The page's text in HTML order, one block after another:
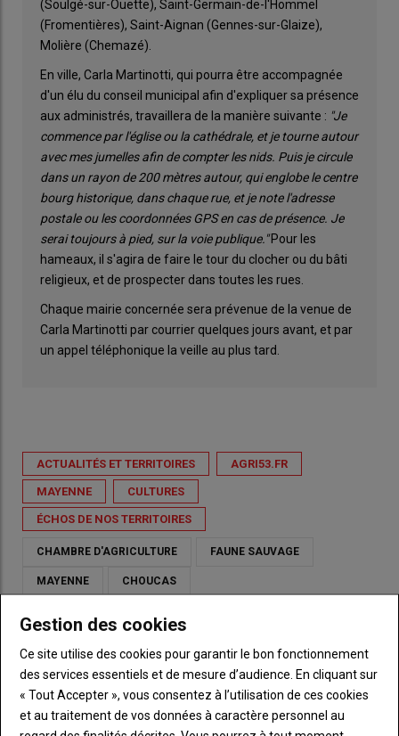
(Soulgé-sur-Ouette), Saint-Germain-de-l'Hommel
(Fromentières), Saint-Aignan (Gennes-sur-Glaize),
Molière (Chemazé).
En ville, Carla Martinotti, qui pourra être accompagnée
d'un élu du conseil municipal afin d'expliquer sa présence
aux administrés, travaillera de la manière suivante : "Je
commence par l'église ou la cathédrale, et je tourne autour
avec mes jumelles afin de compter les nids. Puis je circule
dans un rayon de 200 mètres autour, qui englobe le centre
bourg historique, dans chaque rue, et je note l'adresse
postale ou les coordonnées GPS en cas de présence. Je
serai toujours à pied, sur la voie publique."Pour les
hameaux, il s'agira de faire le tour du clocher ou du bâti
religieux, et de prospecter dans toutes les rues.
Chaque mairie concernée sera prévenue de la venue de
Carla Martinotti par courrier quelques jours avant, et par
un appel téléphonique la veille au plus tard.
ACTUALITÉS ET TERRITOIRES AGRI53.FR
MAYENNE CULTURES
ÉCHOS DE NOS TERRITOIRES
CHAMBRE D'AGRICULTURE FAUNE SAUVAGE
MAYENNE CHOUCAS
VOUS AIMEREZ AUSSI
Gestion des cookies
Ce site utilise des cookies pour garantir le bon fonctionnement
des services essentiels et de mesure d’audience. En cliquant sur
« Tout Accepter », vous consentez à l’utilisation de ces cookies
et au traitement de vos données à caractère personnel au